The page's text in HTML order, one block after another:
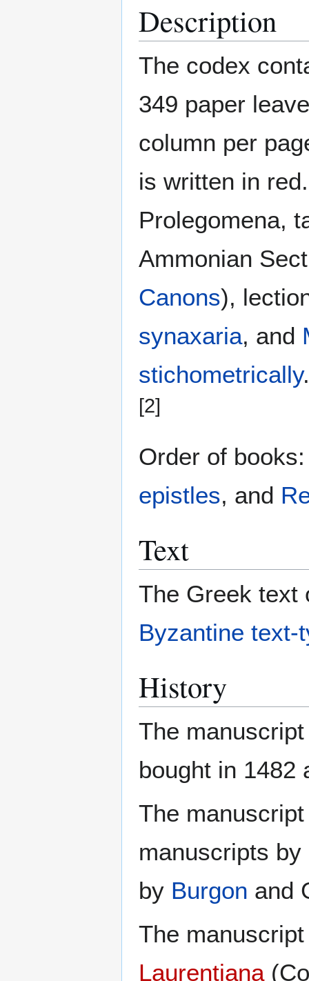
Description
The codex
349 paper
column per
is written in
Prolegomena,
Ammonian
Canons),
synaxaria, and
stichometrically
[2]
Order of
epistles, and
Text
The Greek text
Byzantine text-
History
The
bought in 1482
The
manuscripts by
by Burgon and
The
Laurentiana